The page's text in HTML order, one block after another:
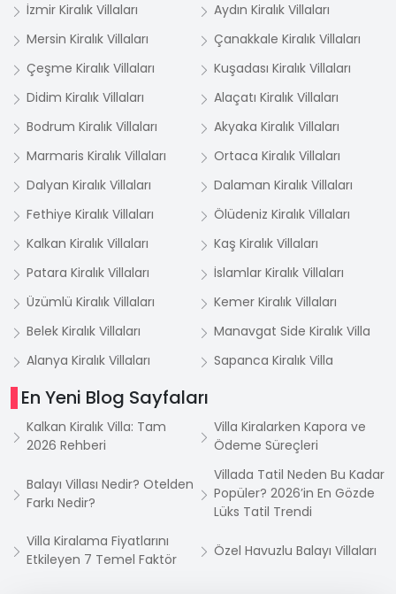
İzmir Kiralık Villaları
Aydın Kiralık Villaları
Mersin Kiralık Villaları
Çanakkale Kiralık Villaları
Çeşme Kiralık Villaları
Kuşadası Kiralık Villaları
Didim Kiralık Villaları
Alaçatı Kiralık Villaları
Bodrum Kiralık Villaları
Akyaka Kiralık Villaları
Marmaris Kiralık Villaları
Ortaca Kiralık Villaları
Dalyan Kiralık Villaları
Dalaman Kiralık Villaları
Fethiye Kiralık Villaları
Ölüdeniz Kiralık Villaları
Kalkan Kiralık Villaları
Kaş Kiralık Villaları
Patara Kiralık Villaları
İslamlar Kiralık Villaları
Üzümlü Kiralık Villaları
Kemer Kiralık Villaları
Belek Kiralık Villaları
Manavgat Side Kiralık Villa
Alanya Kiralık Villaları
Sapanca Kiralık Villa
En Yeni Blog Sayfaları
Kalkan Kiralık Villa: Tam
2026 Rehberi
Villa Kiralarken Kapora ve
Ödeme Süreçleri
Balayı Villası Nedir? Otelden
Farkı Nedir?
Villada Tatil Neden Bu Kadar
Popüler? 2026’in En Gözde
Lüks Tatil Trendi
Villa Kiralama Fiyatlarını
Etkileyen 7 Temel Faktör
Özel Havuzlu Balayı Villaları